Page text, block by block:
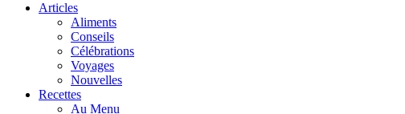
Articles
Aliments
Conseils
Célébrations
Voyages
Nouvelles
Recettes
Au Menu